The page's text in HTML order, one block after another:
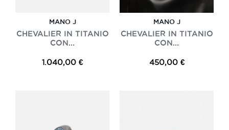
MANO J
CHEVALIER IN TITANIO
CON...
1.040,00 €
MANO J
CHEVALIER IN TITANIO
CON...
450,00 €